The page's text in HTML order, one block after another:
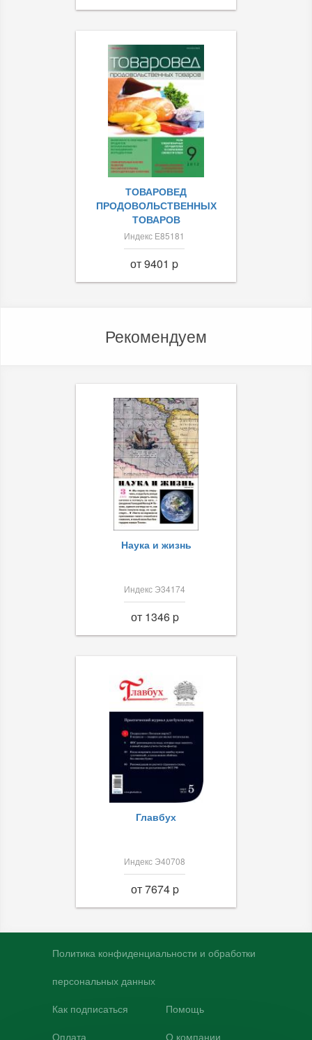
ТОВАРОВЕД
ПРОДОВОЛЬСТВЕННЫХ
ТОВАРОВ
Индекс Е85181
от 9401 p
Рекомендуем
Наука и жизнь
Индекс Э34174
от 1346 p
Главбух
Индекс Э40708
от 7674 p
Политика конфиденциальности и обработки
персональных данных
Как подписаться
Оплата
Помощь
О компании